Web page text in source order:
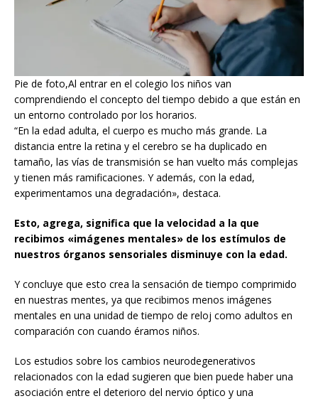
Pie de foto,Al entrar en el colegio los niños van
comprendiendo el concepto del tiempo debido a que están en
un entorno controlado por los horarios.
“En la edad adulta, el cuerpo es mucho más grande. La
distancia entre la retina y el cerebro se ha duplicado en
tamaño, las vías de transmisión se han vuelto más complejas
y tienen más ramificaciones. Y además, con la edad,
experimentamos una degradación», destaca.
Esto, agrega, significa que la velocidad a la que
recibimos «imágenes mentales» de los estímulos de
nuestros órganos sensoriales disminuye con la edad.
Y concluye que esto crea la sensación de tiempo comprimido
en nuestras mentes, ya que recibimos menos imágenes
mentales en una unidad de tiempo de reloj como adultos en
comparación con cuando éramos niños.
Los estudios sobre los cambios neurodegenerativos
relacionados con la edad sugieren que bien puede haber una
asociación entre el deterioro del nervio óptico y una